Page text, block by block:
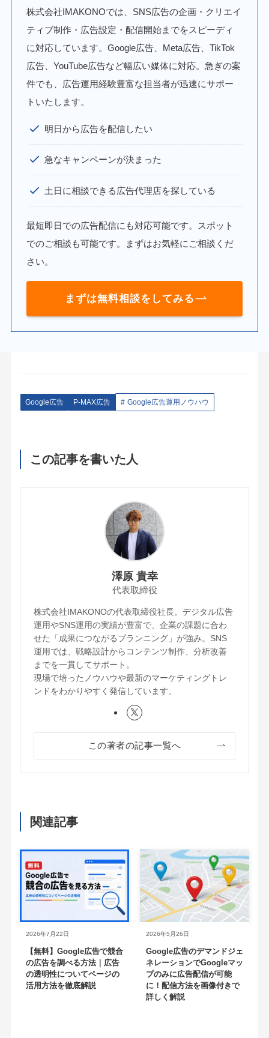
株式会社IMAKONOでは、SNS広告の企画・クリエイ
ティブ制作・広告設定・配信開始までをスピーディ
に対応しています。Google広告、Meta広告、TikTok
広告、YouTube広告など幅広い媒体に対応。急ぎの案
件でも、広告運用経験豊富な担当者が迅速にサポー
トいたします。
明日から広告を配信したい
急なキャンペーンが決まった
土日に相談できる広告代理店を探している
最短即日での広告配信にも対応可能です。スポット
でのご相談も可能です。まずはお気軽にご相談くだ
さい。
まずは無料相談をしてみる
Google広告 P-MAX広告 Google広告運用ノウハウ
この記事を書いた人
澤原 貴幸
代表取締役
株式会社IMAKONOの代表取締役社長。デジタル広告
運用やSNS運用の実績が豊富で、企業の課題に合わ
せた「成果につながるプランニング」が強み。SNS
運用では、戦略設計からコンテンツ制作、分析改善
までを一貫してサポート。
現場で培ったノウハウや最新のマーケティングトレ
ンドをわかりやすく発信しています。
この著者の記事一覧へ
関連記事
【無料】Google広告で競合
の広告を調べる方法｜広告
の透明性についてページの
活用方法を徹底解説
2026年7月22日
Google広告のデマンドジェ
ネレーションでGoogleマッ
プのみに広告配信が可能
に！配信方法を画像付きで
詳しく解説
2026年5月26日